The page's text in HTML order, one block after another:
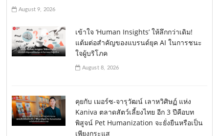
August 9, 2026
เข้าใจ ‘Human Insights’ ให้ลึกกว่าเดิม!
แต้มต่อสำคัญของแบรนด์ยุค AI ในการชนะ
ใจผู้บริโภค
August 8, 2026
คุยกับ เมอร์ซ-จารุวัฒน์ เลาหวิศิษฏ์ แห่ง
Kaniva ตลาดสัตว์เลี้ยงไทย อีก 3 ปีคือบท
พิสูจน์ Pet Humanization จะยั่งยืนหรือเป็น
เพียงกระแส